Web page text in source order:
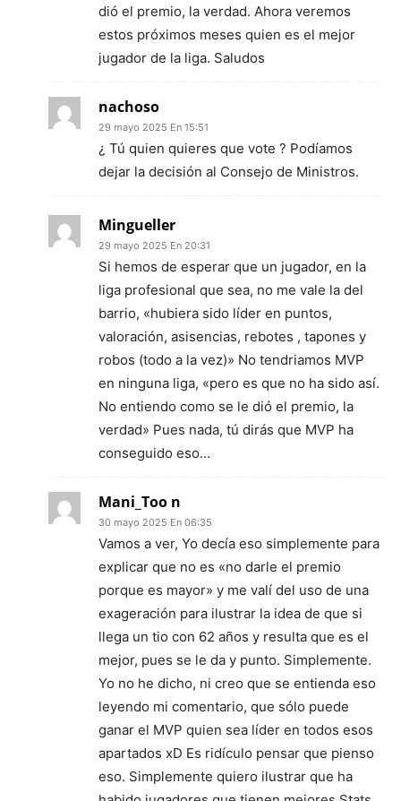
dió el premio, la verdad. Ahora veremos
estos próximos meses quien es el mejor
jugador de la liga. Saludos
nachoso
29 mayo 2025 En 15:51
¿ Tú quien quieres que vote ? Podíamos
dejar la decisión al Consejo de Ministros.
Mingueller
29 mayo 2025 En 20:31
Si hemos de esperar que un jugador, en la
liga profesional que sea, no me vale la del
barrio, «hubiera sido líder en puntos,
valoración, asisencias, rebotes , tapones y
robos (todo a la vez)» No tendriamos MVP
en ninguna liga, «pero es que no ha sido así.
No entiendo como se le dió el premio, la
verdad» Pues nada, tú dirás que MVP ha
conseguido eso…
Mani_Too n
30 mayo 2025 En 06:35
Vamos a ver, Yo decía eso simplemente para
explicar que no es «no darle el premio
porque es mayor» y me valí del uso de una
exageración para ilustrar la idea de que si
llega un tio con 62 años y resulta que es el
mejor, pues se le da y punto. Simplemente.
Yo no he dicho, ni creo que se entienda eso
leyendo mi comentario, que sólo puede
ganar el MVP quien sea líder en todos esos
apartados xD Es ridículo pensar que pienso
eso. Simplemente quiero ilustrar que ha